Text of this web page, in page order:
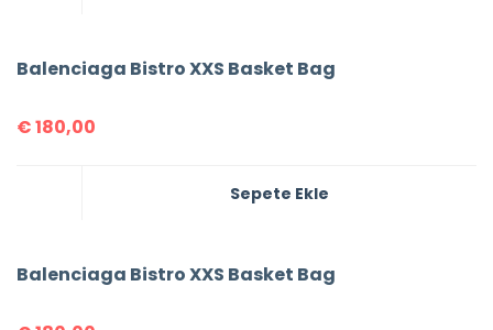
Balenciaga Bistro XXS Basket Bag
€180,00
Sepete Ekle
Balenciaga Bistro XXS Basket Bag